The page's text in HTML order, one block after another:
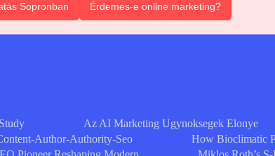
Sopronban Érdemes-e online marketing?
Az AI Marketing Ugynoksegek Elonye
Author-Authority-Seo
How Bioclimatic